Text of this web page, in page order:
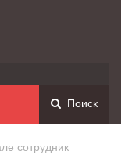
Поиск
сотрудник